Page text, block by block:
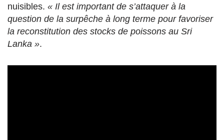
nuisibles. « Il est important de s’attaquer à la
question de la surpêche à long terme pour favoriser
la reconstitution des stocks de poissons au Sri
Lanka ».